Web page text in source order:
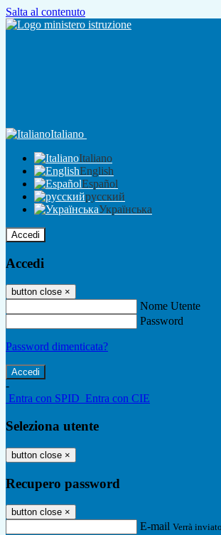
Salta al contenuto
Italiano
Italiano
English
Español
русский
Українська
Accedi
Accedi
button close ×
Nome Utente
Password
Password dimenticata?
-
Entra con SPID Entra con CIE
Seleziona utente
button close ×
Recupero password
button close ×
E-mail Verrà